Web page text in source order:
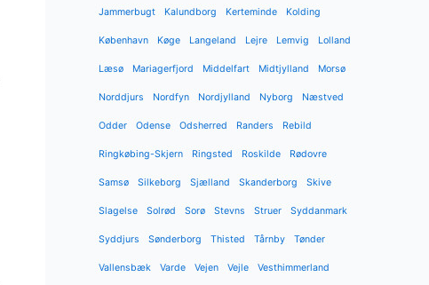
Jammerbugt Kalundborg Kerteminde Kolding
København Køge Langeland Lejre Lemvig Lolland
Læsø Mariagerfjord Middelfart Midtjylland Morsø
Norddjurs Nordfyn Nordjylland Nyborg Næstved
Odder Odense Odsherred Randers Rebild
Ringkøbing-Skjern Ringsted Roskilde Rødovre
Samsø Silkeborg Sjælland Skanderborg Skive
Slagelse Solrød Sorø Stevns Struer Syddanmark
Syddjurs Sønderborg Thisted Tårnby Tønder
Vallensbæk Varde Vejen Vejle Vesthimmerland